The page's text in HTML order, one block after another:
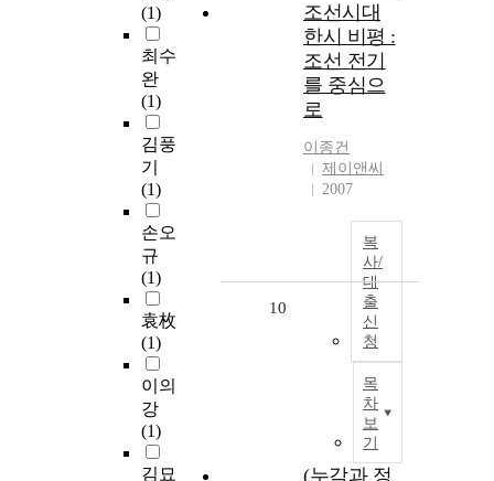
(1)
최수
완
(1)
김풍
기
(1)
손오
규
(1)
袁枚
(1)
이의
강
(1)
김묘
조선시대
한시 비평 :
조선 전기
를 중심으
로
이종건
제이앤씨
2007
복
사/
대
출
신
청
목
차
보
기
10
(누각과 정